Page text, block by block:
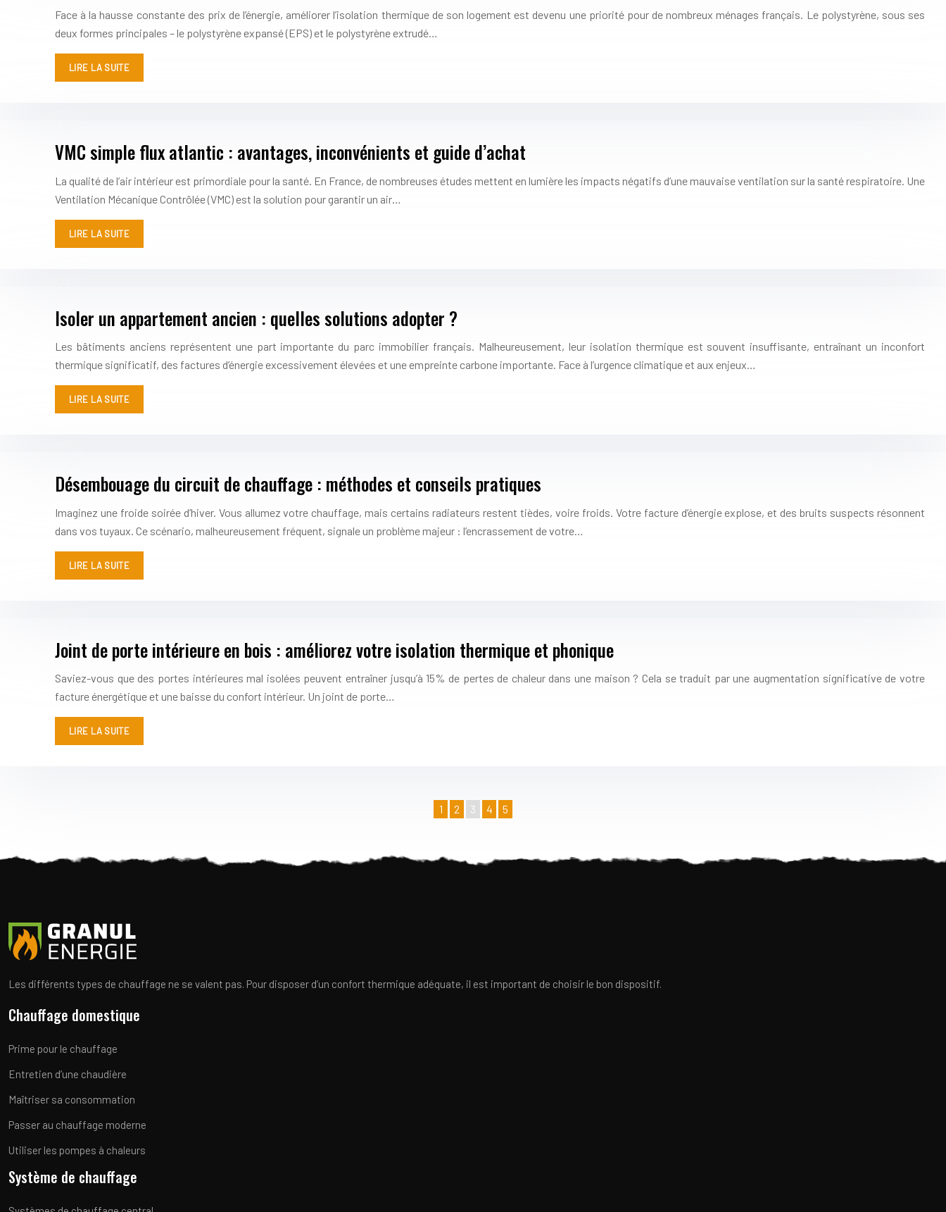
Face à la hausse constante des prix de l’énergie, améliorer l’isolation thermique de son logement est devenu une priorité pour de nombreux ménages français. Le polystyrène, sous ses
deux formes principales – le polystyrène expansé (EPS) et le polystyrène extrudé…
LIRE LA SUITE
VMC simple flux atlantic : avantages, inconvénients et guide d’achat
La qualité de l’air intérieur est primordiale pour la santé. En France, de nombreuses études mettent en lumière les impacts négatifs d’une mauvaise ventilation sur la santé respiratoire. Une
Ventilation Mécanique Contrôlée (VMC) est la solution pour garantir un air…
LIRE LA SUITE
Isoler un appartement ancien : quelles solutions adopter ?
Les bâtiments anciens représentent une part importante du parc immobilier français. Malheureusement, leur isolation thermique est souvent insuffisante, entraînant un inconfort
thermique significatif, des factures d’énergie excessivement élevées et une empreinte carbone importante. Face à l’urgence climatique et aux enjeux…
LIRE LA SUITE
Désembouage du circuit de chauffage : méthodes et conseils pratiques
Imaginez une froide soirée d’hiver. Vous allumez votre chauffage, mais certains radiateurs restent tièdes, voire froids. Votre facture d’énergie explose, et des bruits suspects résonnent
dans vos tuyaux. Ce scénario, malheureusement fréquent, signale un problème majeur : l’encrassement de votre…
LIRE LA SUITE
Joint de porte intérieure en bois : améliorez votre isolation thermique et phonique
Saviez-vous que des portes intérieures mal isolées peuvent entraîner jusqu’à 15% de pertes de chaleur dans une maison ? Cela se traduit par une augmentation significative de votre
facture énergétique et une baisse du confort intérieur. Un joint de porte…
LIRE LA SUITE
1 2 3 4 5
Les différents types de chauffage ne se valent pas. Pour disposer d’un confort thermique adéquate, il est important de choisir le bon dispositif.
Chauffage domestique
Prime pour le chauffage
Entretien d’une chaudière
Maîtriser sa consommation
Passer au chauffage moderne
Utiliser les pompes à chaleurs
Système de chauffage